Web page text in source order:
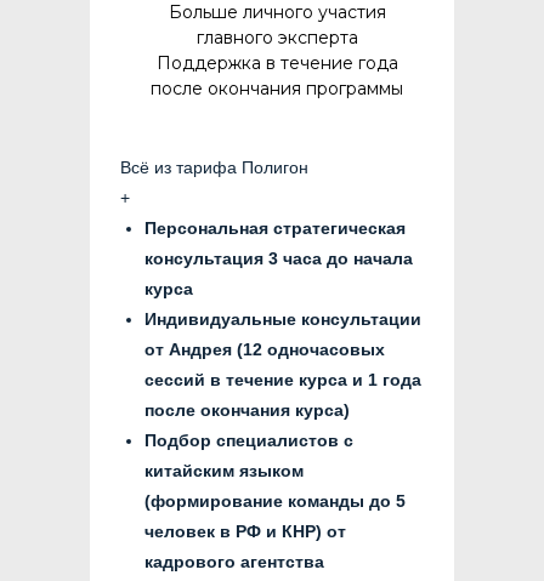
Больше личного участия
главного эксперта
Поддержка в течение года
после окончания программы
Всё из тарифа Полигон
+
Персональная стратегическая
консультация 3 часа до начала
курса
Индивидуальные консультации
от Андрея (12 одночасовых
сессий в течение курса и 1 года
после окончания курса)
Подбор специалистов с
китайским языком
(формирование команды до 5
человек в РФ и КНР) от
кадрового агентства